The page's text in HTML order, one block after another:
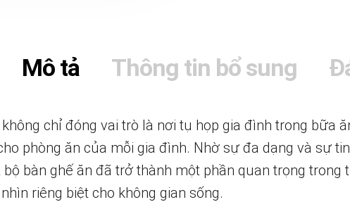
Mô tả Thông tin bổ sung
chỉ đóng vai trò là nơi tụ họp gia đình trong bữa
phòng ăn của mỗi gia đình. Nhờ sự đa dạng và sự
bộ bàn ghế ăn đã trở thành một phần quan trọng trong
riêng biệt cho không gian sống.